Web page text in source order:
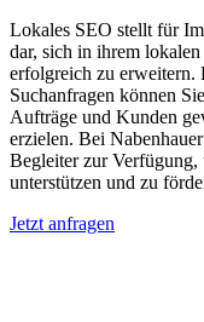
Lokales SEO stellt für
dar, sich in ihrem
erfolgreich zu
Suchanfragen können
Aufträge und Kunden
erzielen. Bei
Begleiter zur
unterstützen und zu
Jetzt anfragen